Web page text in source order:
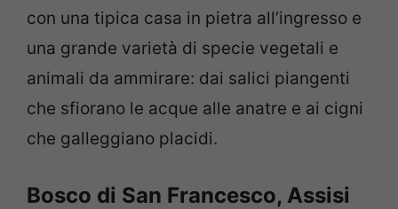
con una tipica casa in pietra all’ingresso e
una grande varietà di specie vegetali e
animali da ammirare: dai salici piangenti
che sfiorano le acque alle anatre e ai cigni
che galleggiano placidi.
Bosco di San Francesco, Assisi